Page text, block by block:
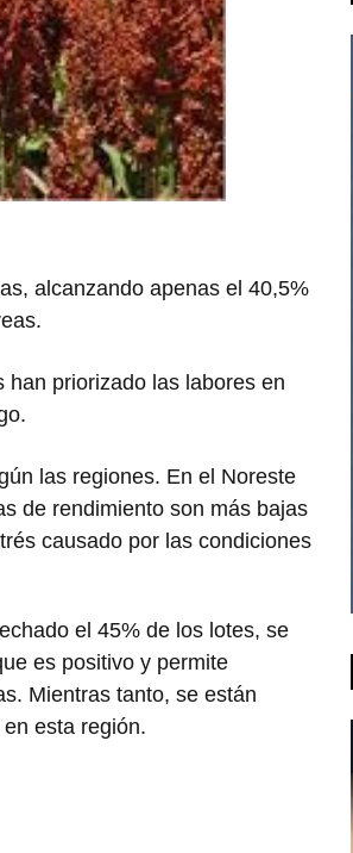
alcanzando apenas el 40,5%
han priorizado las labores en
las regiones. En el Noreste
de rendimiento son más bajas
causado por las condiciones
el 45% de los lotes, se
es positivo y permite
Mientras tanto, se están
esta región.